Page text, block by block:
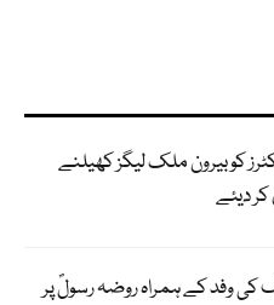
کو بیرون ملک لیگز کھیلنے
دیئے
کی وفد کے ہمراہ روضہ رسولؐ پر